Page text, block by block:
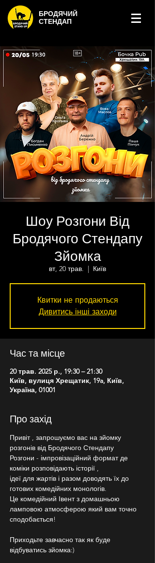
БРОДЯЧИЙ
СТЕНДАП
Шоу Розгони Від
Бродячого Стендапу
Зйомка
вт, 20 трав.
  |
Київ
Квитки не продаються
Дивитись інші заходи
Час та місце
20 трав. 2025 р., 19:30 – 21:30
Київ, вулиця Хрещатик, 19a, Київ,
Україна, 01001
Про захід
Привіт , запрошуємо вас на зйомку
розгонів від Бродячого Стендапу
Розгони - імпровізаційний формат де
коміки розповідають історії ,
ідеї для жартів і разом доводять їх до
готових комедійних монологів.
Це комедійний Івент з домашньою
ламповою атмосферою який вам точно
сподобається!
Приходьте завчасно так як буде
відбуватись зйомка:)